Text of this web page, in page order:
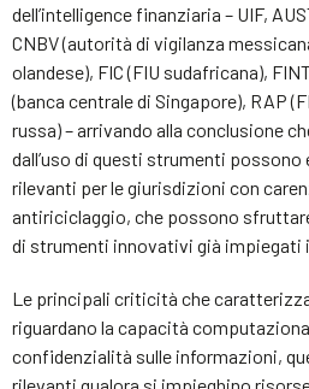
dell’intelligence finanziaria – UIF,
CNBV (autorità di vigilanza
olandese), FIC (FIU sudafricana),
(banca centrale di Singapore), RAP
russa) – arrivando alla conclusione
dall’uso di questi strumenti
rilevanti per le giurisdizioni con
antiriciclaggio, che possono
di strumenti innovativi già impiegati
Le principali criticità che
riguardano la capacità
confidenzialità sulle informazioni,